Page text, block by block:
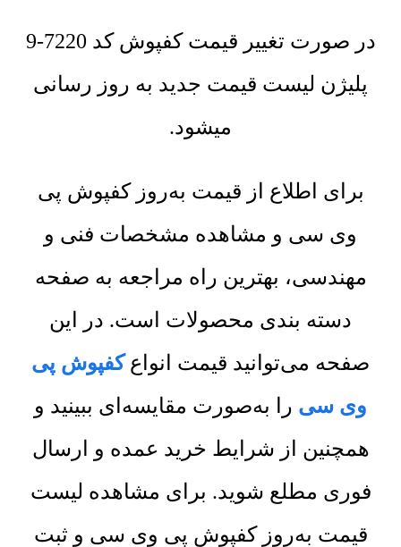
در صورت تغییر قیمت کفپوش کد 7220-9
پلیژن لیست قیمت جدید به روز رسانی
میشود.
برای اطلاع از قیمت به‌روز کفپوش پی
وی سی و مشاهده مشخصات فنی و
مهندسی، بهترین راه مراجعه به صفحه
دسته بندی محصولات است. در این
صفحه می‌توانید قیمت انواعکفپوش پی
وی سی را به‌صورت مقایسه‌ای ببینید و
همچنین از شرایط خرید عمده و ارسال
فوری مطلع شوید. برای مشاهده لیست
قیمت به‌روز کفپوش پی وی سی و ثبت